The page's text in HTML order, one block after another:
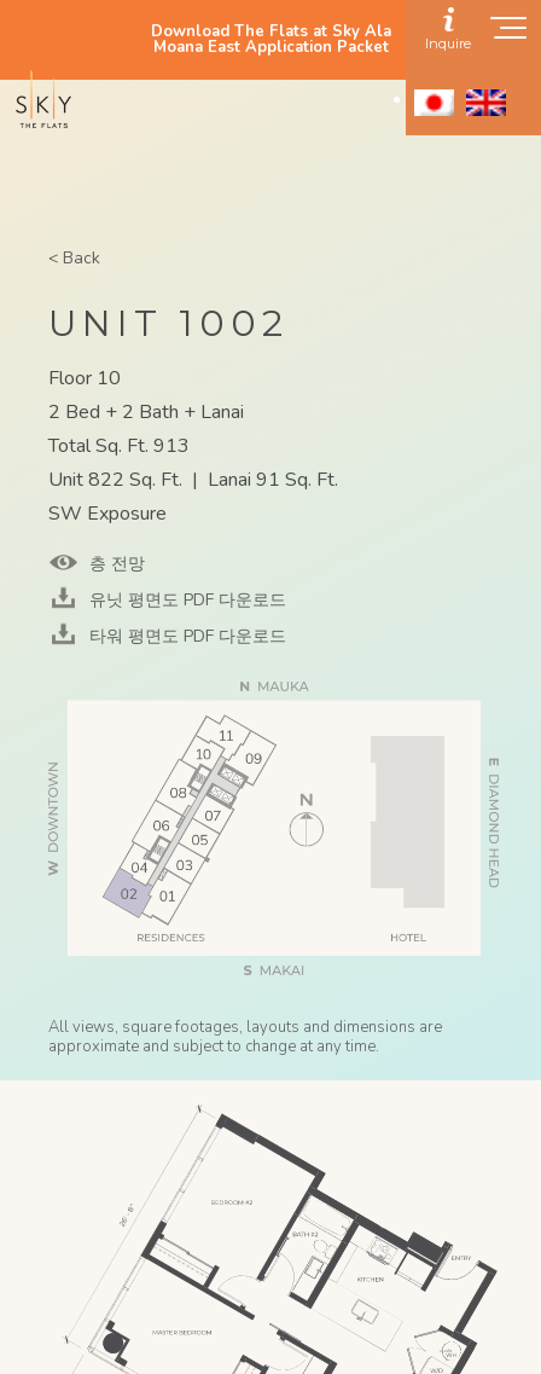
Download The Flats at Sky Ala
Moana East Application Packet Inquire
< Back
UNIT 1002
Floor 10
2 Bed + 2 Bath + Lanai
Total Sq. Ft. 913
Unit 822 Sq. Ft. | Lanai 91 Sq. Ft.
SW Exposure
층 전망
유닛 평면도 PDF 다운로드
타워 평면도 PDF 다운로드
All views, square footages, layouts and dimensions are
approximate and subject to change at any time.